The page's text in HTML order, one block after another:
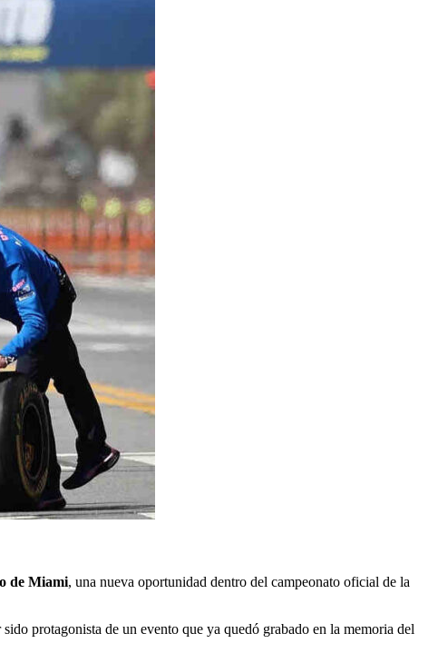
de Miami, una nueva oportunidad dentro del campeonato oficial de la
sido protagonista de un evento que ya quedó grabado en la memoria del